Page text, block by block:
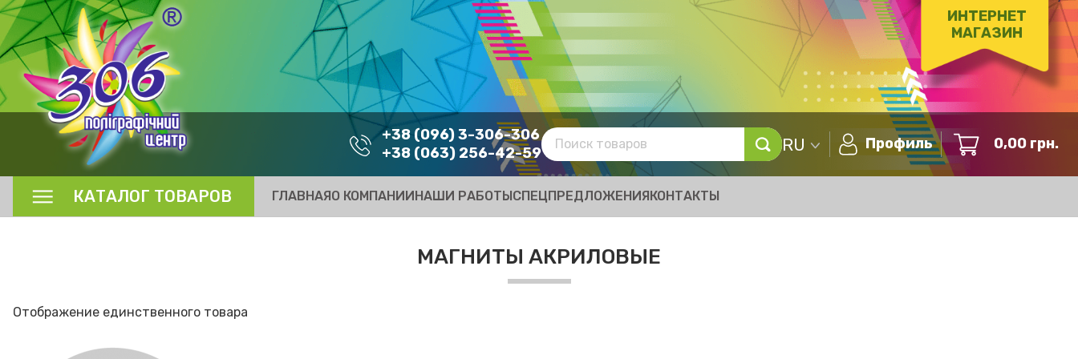
ИНТЕРНЕТ
МАГАЗИН
+38 (096) 3-306-306
+38 (063) 256-42-59
RU Профиль 0,00 грн.
КАТАЛОГ ТОВАРОВ ГЛАВНАЯО КОМПАНИИНАШИ РАБОТЫСПЕЦПРЕДЛОЖЕНИЯКОНТАКТЫ
МАГНИТЫ АКРИЛОВЫЕ
Отображение единственного товара